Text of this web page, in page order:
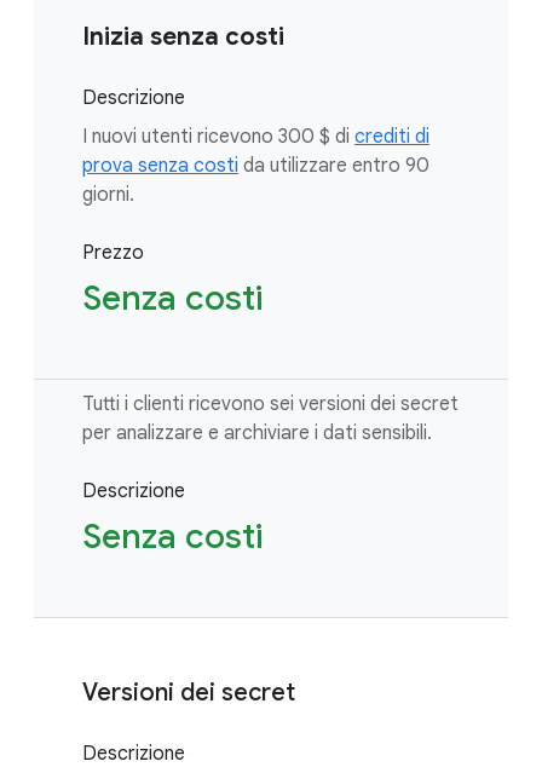
Inizia senza costi
Descrizione
I nuovi utenti ricevono 300 $ di crediti di
prova senza costi da utilizzare entro 90
giorni.
Prezzo
Senza costi
Tutti i clienti ricevono sei versioni dei secret
per analizzare e archiviare i dati sensibili.
Descrizione
Senza costi
Versioni dei secret
Descrizione